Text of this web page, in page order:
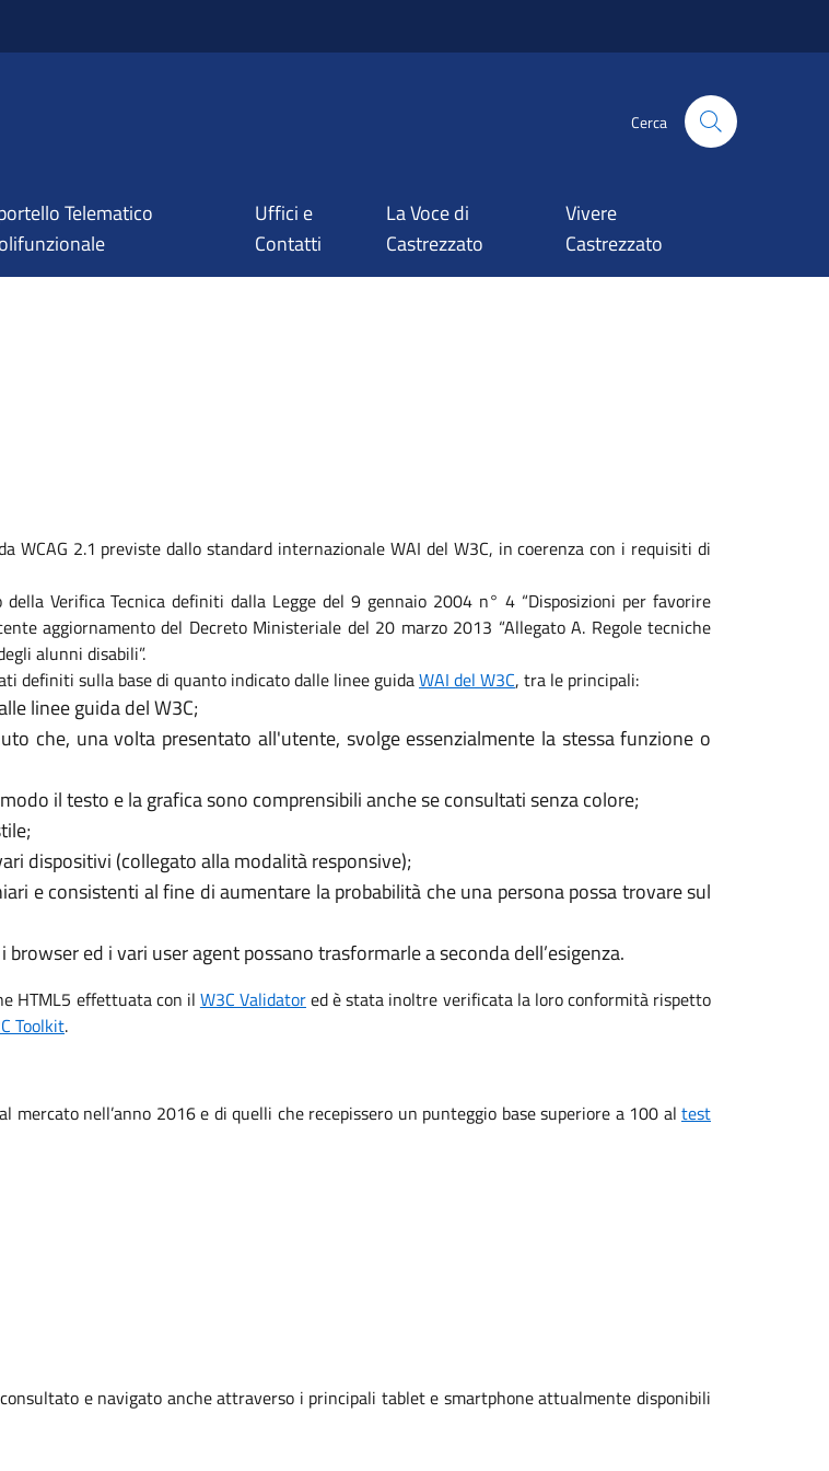
Cerca
Telematico
Uffici e
Contatti
La Voce di
Castrezzato
Vivere
Castrezzato
2.1 previste dallo standard internazionale WAI del W3C, in coerenza con i requisiti di
Verifica Tecnica definiti dalla Legge del 9 gennaio 2004 n° 4 “Disposizioni per favorire
aggiornamento del Decreto Ministeriale del 20 marzo 2013 “Allegato A. Regole tecniche
alunni disabili”.
definiti sulla base di quanto indicato dalle linee guidaWAI del W3C, tra le principali:
linee guida del W3C;
che, una volta presentato all'utente, svolge essenzialmente la stessa funzione o
il testo e la grafica sono comprensibili anche se consultati senza colore;
dispositivi (collegato alla modalità responsive);
e consistenti al fine di aumentare la probabilità che una persona possa trovare sul
ed i vari user agent possano trasformarle a seconda dell’esigenza.
HTML5 effettuata con il W3C Validatored è stata inoltre verificata la loro conformità rispetto
Toolkit.
nell’anno 2016 e di quelli che recepissero un punteggio base superiore a 100 al test
e navigato anche attraverso i principali tablet e smartphone attualmente disponibili